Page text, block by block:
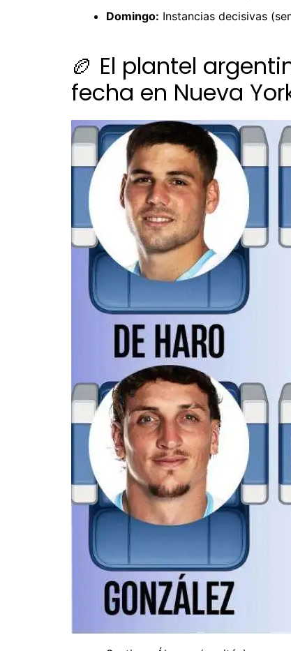
Domingo: Instancias decisivas
🏉 El plantel
fecha en Nueva